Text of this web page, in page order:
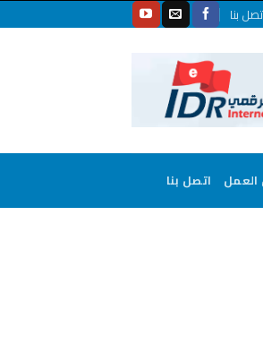
بنا
اتصل بنا